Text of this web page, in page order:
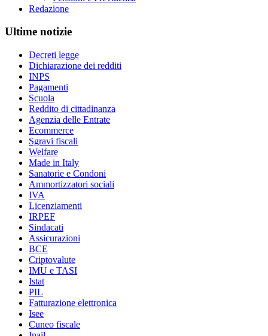
Redazione
Ultime notizie
Decreti legge
Dichiarazione dei redditi
INPS
Pagamenti
Scuola
Reddito di cittadinanza
Agenzia delle Entrate
Ecommerce
Sgravi fiscali
Welfare
Made in Italy
Sanatorie e Condoni
Ammortizzatori sociali
IVA
Licenziamenti
IRPEF
Sindacati
Assicurazioni
BCE
Criptovalute
IMU e TASI
Istat
PIL
Fatturazione elettronica
Isee
Cuneo fiscale